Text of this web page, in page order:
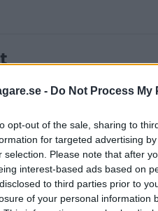
- Do Not Process
opt-out of the sale, sharing to
for targeted advertising
selection. Please note that after
interest-based ads based on
to third parties prior to
of your personal information
in till årets långteststall
1 000 mil.
vintern
uppförsbacke visar det